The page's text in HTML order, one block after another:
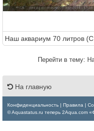
Перейти в тему:
На главную
Конфиденциальность | Правила |
© Aquastatus.ru теперь 2Aqua.com